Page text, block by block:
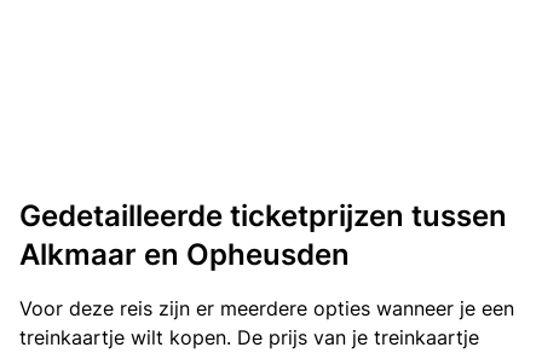
Gedetailleerde ticketprijzen tussen
Alkmaar en Opheusden
Voor deze reis zijn er meerdere opties wanneer je een
treinkaartje wilt kopen. De prijs van je treinkaartje